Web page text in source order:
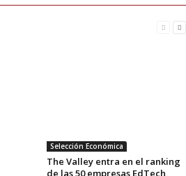
Selección Económica
The Valley entra en el ranking
de las 50 empresas EdTech